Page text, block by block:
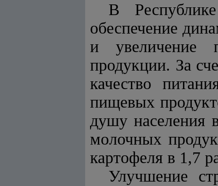
В
обеспечение
и увеличение
продукции. За
качество
пищевых
душу населения
молочных
картофеля в 1,7
Улучшение